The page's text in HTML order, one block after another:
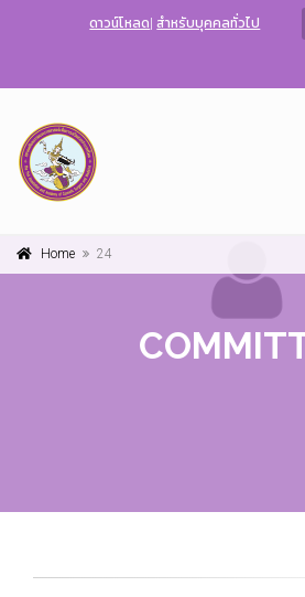
ดาวน์โหลด สำหรับบุคคลทั่วไป
Home 24